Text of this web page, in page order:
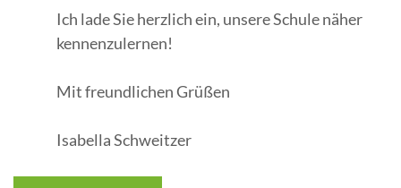
Ich lade Sie herzlich ein, unsere Schule näher
kennenzulernen!
Mit freundlichen Grüßen
Isabella Schweitzer